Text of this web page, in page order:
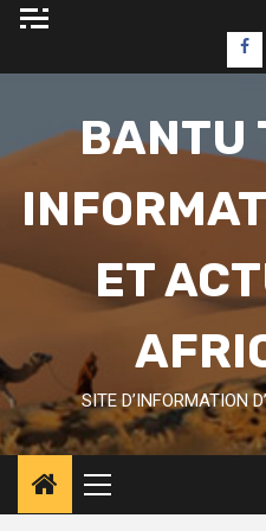
Skip
BANTU
ET
SITE D’INFORMATION
Primary
Menu